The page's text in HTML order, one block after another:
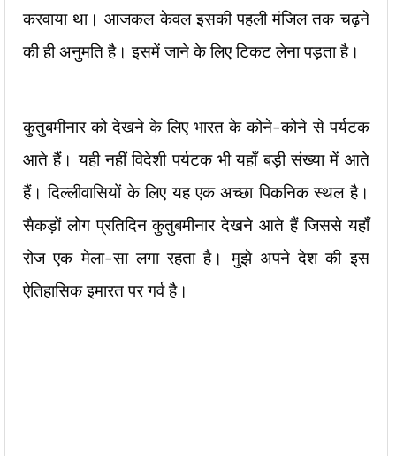
करवाया था। आजकल केवल इसकी पहली मंजिल तक चढ़ने
की ही अनुमति है। इसमें जाने के लिए टिकट लेना पड़ता है।
कुतुबमीनार को देखने के लिए भारत के कोने-कोने से पर्यटक
आते हैं। यही नहीं विदेशी पर्यटक भी यहाँ बड़ी संख्या में आते
हैं। दिल्लीवासियों के लिए यह एक अच्छा पिकनिक स्थल है।
सैकड़ों लोग प्रतिदिन कुतुबमीनार देखने आते हैं जिससे यहाँ
रोज एक मेला-सा लगा रहता है। मुझे अपने देश की इस
ऐतिहासिक इमारत पर गर्व है।